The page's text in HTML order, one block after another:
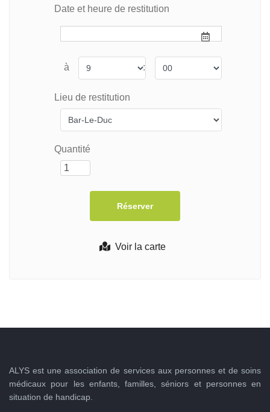
Voir la carte
Date et heure de restitution
à :
Lieu de restitution
Quantité
ALYS est une association de services aux personnes et de soins
médicaux pour les enfants, familles, séniors et personnes en
situation de handicap.